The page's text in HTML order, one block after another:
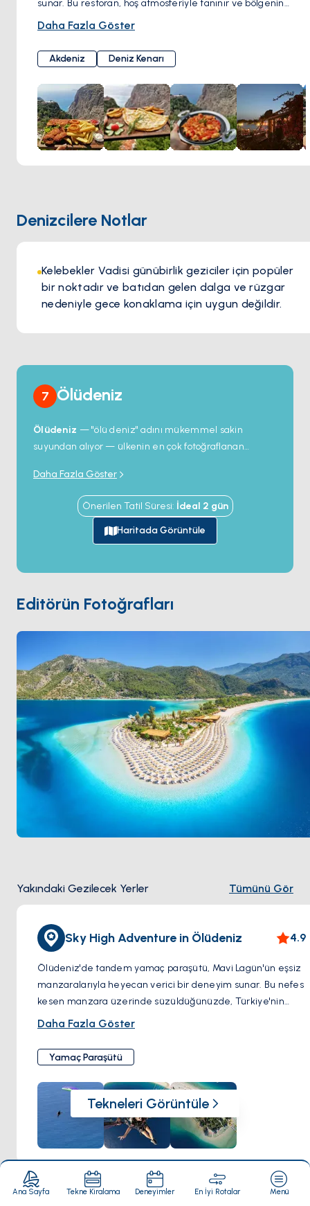
sunar. Bu restoran, hoş atmosferiyle tanınır ve bölgenin
zengin mutfak geleneğini yansıtan çeşitli yemekler sunar.
Restoranı geleneksel Türk lezzetlerini çağdaş pişirme
teknikleriyle harmanlayan bir menü sunar. Misafirler,
Fethiye'nin doğal güzelliğinin özünü yakalayan huzurlu bir
ortamda yemeklerinin tadını çıkarabilirler, bu da hem
gündelik hem de özel yemekler için ideal bir nokta haline
getirir.
Daha Fazla Göster
Akdeniz Deniz Kenarı
Denizcilere Notlar
Kelebekler Vadisi günübirlik geziciler için popüler
bir noktadır ve batıdan gelen dalga ve rüzgar
nedeniyle gece konaklama için uygun değildir.
7 Ölüdeniz
Ölüdeniz — "ölü deniz" adını mükemmel sakin
suyundan alıyor — ülkenin en çok fotoğraflanan
beyaz kavkı kumlu kıvrımlı bir kum şeridi. Lagünün
kendisi tekne girişi yasak korumalı bir doğa rezervi;
ama dışındaki uzun çakıl plajı (Belcekız ) demir
trafiğini alıyor ve renk geçişlerinin manzarası en iyi
sudan görünüyor. Körfezin üstündeBabadağ
renkli çizgiler halinde aşağı süzülüyor. İç bölgeye
uzanan patikalarKelebekler Vadisi
edilmiş Rum köyüKayaköy'e ulaşıyor. SezonNisan ile
Daha Fazla Göster
Önerilen Tatil Süresi: İdeal 2 gün
Haritada Görüntüle
Editörün Fotoğrafları
Yakındaki Gezilecek Yerler Tümünü Gör
Sky High Adventure in Ölüdeniz 4.9
Ölüdeniz'de tandem yamaç paraşütü, Mavi Lagün'ün eşsiz
manzaralarıyla heyecan verici bir deneyim sunar. Bu nefes
kesen manzara üzerinde süzüldüğünüzde, Türkiye'nin
turkuaz kıyılarının güzelliği sizin altınızda açılır. Bu aktivite,
birleştirerek, Ölüdeniz'in doğal harikalarının benzersiz bir
perspektifini sunar. Macera arayanlar için mükemmel olan
Ölüdeniz'de tandem yamaç paraşütü, unutulmaz bir
deneyim için mutlaka denemelisiniz.
Daha Fazla Göster
Yamaç Paraşütü
Tekneleri Görüntüle
Ana Sayfa Tekne Kiralama Deneyimler En İyi Rotalar Menü